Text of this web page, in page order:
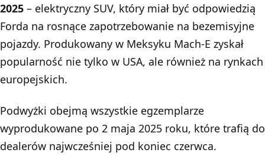
2025 – elektryczny SUV, który miał być odpowiedzią
Forda na rosnące zapotrzebowanie na bezemisyjne
pojazdy. Produkowany w Meksyku Mach-E zyskał
popularność nie tylko w USA, ale również na rynkach
europejskich.
Podwyżki obejmą wszystkie egzemplarze
wyprodukowane po 2 maja 2025 roku, które trafią do
dealerów najwcześniej pod koniec czerwca.